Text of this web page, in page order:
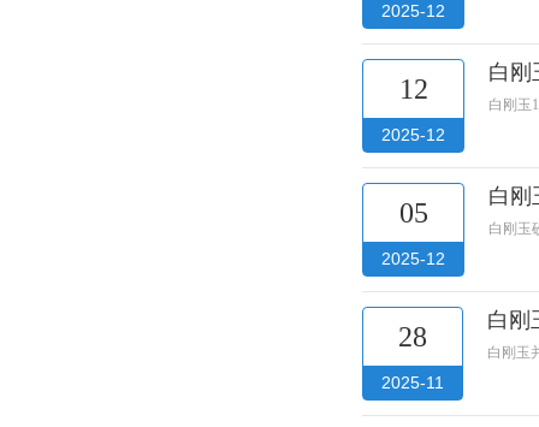
2025-12
12
2025-12
白刚
白刚玉
05
2025-12
白刚
白刚玉
28
2025-11
白刚
白刚玉